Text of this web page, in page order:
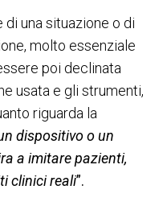
di una situazione o di
molto essenziale
poi declinata
usata e gli strumenti,
riguarda la
dispositivo o un
a imitare pazienti,
clinici reali”.